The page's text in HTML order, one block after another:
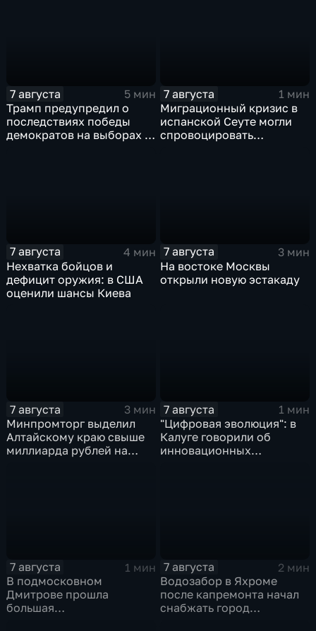
7 августа
5 мин
Трамп предупредил о
последствиях победы
демократов на выборах в
7 августа
1 мин
Миграционный кризис в
испанской Сеуте могли
спровоцировать
7 августа
4 мин
Нехватка бойцов и
дефицит оружия: в США
оценили шансы Киева
7 августа
3 мин
На востоке Москвы
открыли новую эстакаду
7 августа
3 мин
Минпромторг выделил
Алтайскому краю свыше
миллиарда рублей на
7 августа
1 мин
"Цифровая эволюция": в
Калуге говорили об
инновационных
7 августа
1 мин
В подмосковном
Дмитрове прошла
большая
7 августа
2 мин
Водозабор в Яхроме
после капремонта начал
снабжать город